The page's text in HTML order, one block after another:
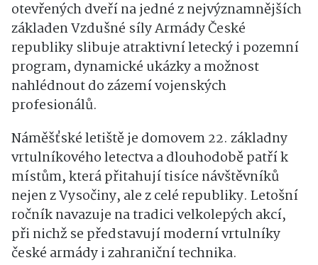
otevřených dveří na jedné z nejvýznamnějších
základen Vzdušné síly Armády České
republiky slibuje atraktivní letecký i pozemní
program, dynamické ukázky a možnost
nahlédnout do zázemí vojenských
profesionálů.
Náměšťské letiště je domovem 22. základny
vrtulníkového letectva a dlouhodobě patří k
místům, která přitahují tisíce návštěvníků
nejen z Vysočiny, ale z celé republiky. Letošní
ročník navazuje na tradici velkolepých akcí,
při nichž se představují moderní vrtulníky
české armády i zahraniční technika.